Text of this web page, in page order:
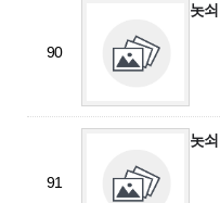
90
놋
91
놋